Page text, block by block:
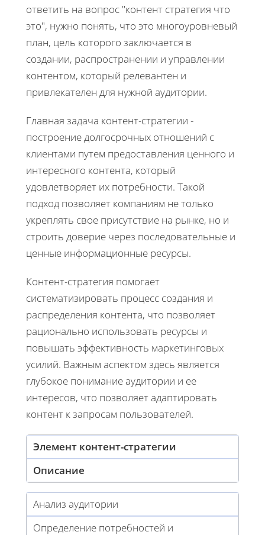
ответить на вопрос "контент стратегия что
это", нужно понять, что это многоуровневый
план, цель которого заключается в
создании, распространении и управлении
контентом, который релевантен и
привлекателен для нужной аудитории.
Главная задача контент-стратегии -
построение долгосрочных отношений с
клиентами путем предоставления ценного и
интересного контента, который
удовлетворяет их потребности. Такой
подход позволяет компаниям не только
укреплять свое присутствие на рынке, но и
строить доверие через последовательные и
ценные информационные ресурсы.
Контент-стратегия помогает
систематизировать процесс создания и
распределения контента, что позволяет
рационально использовать ресурсы и
повышать эффективность маркетинговых
усилий. Важным аспектом здесь является
глубокое понимание аудитории и ее
интересов, что позволяет адаптировать
контент к запросам пользователей.
Элемент контент-стратегии
Описание
Анализ аудитории
Определение потребностей и